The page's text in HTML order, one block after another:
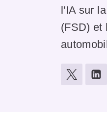
l'IA sur
(FSD) et